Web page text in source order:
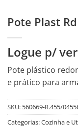
Pote Plast
Logue p/
Pote plástico
e prático para
SKU: 560669-R.455/
Categorias:Cozinha e